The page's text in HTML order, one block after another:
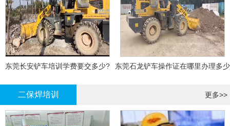
东莞长安铲车培训学费要交多少?
东莞石龙铲车操作证在哪里办理多少
二保焊培训 更多>>